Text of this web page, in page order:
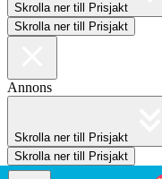
Skrolla ner till Prisjakt
Skrolla ner till Prisjakt
Annons
Skrolla ner till Prisjakt
Skrolla ner till Prisjakt